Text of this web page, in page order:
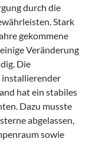
durch die
Stark
gekommene
Veränderung
Die
installierender
hat ein stabiles
Dazu musste
abgelassen,
sowie